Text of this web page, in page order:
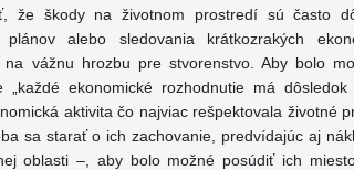
že škody na životnom prostredí sú často
alebo sledovania krátkozrakých
vážnu hrozbu pre stvorenstvo. Aby bolo
ekonomické rozhodnutie má dôsledok
aktivita čo najviac rešpektovala životné
sa starať o ich zachovanie, predvídajúc aj
oblasti –, aby bolo možné posúdiť ich